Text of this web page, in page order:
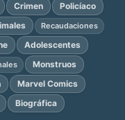
Crimen
Policíaco
Recaudaciones
Adolescentes
Monstruos
Marvel Comics
Biográfica